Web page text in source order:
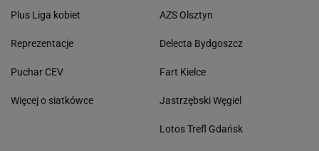
Plus Liga kobiet
Reprezentacje
Puchar CEV
Więcej o siatkówce
AZS Olsztyn
Delecta Bydgoszcz
Fart Kielce
Jastrzębski Węgiel
Lotos Trefl Gdańsk